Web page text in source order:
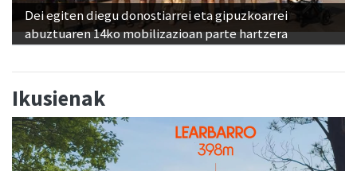
Dei egiten diegu donostiarrei eta gipuzkoarrei
abuztuaren 14ko mobilizazioan parte hartzera
Ikusienak